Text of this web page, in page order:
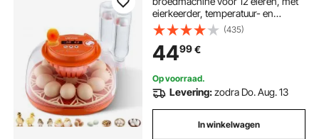
eierkeerder, temperatuur- en
vochtigheidsregeling,
broedmachine voor het uitbroeden
van kuikens, eenden, ganzen en
kwartels.
(435)
4499€
Op voorraad.
Levering:zodra Do. Aug. 13
In winkelwagen